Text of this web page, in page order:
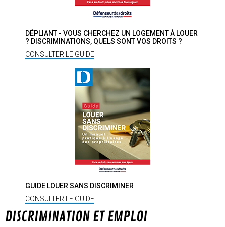
DÉPLIANT - VOUS CHERCHEZ UN LOGEMENT À LOUER
? DISCRIMINATIONS, QUELS SONT VOS DROITS ?
CONSULTER LE GUIDE
GUIDE LOUER SANS DISCRIMINER
CONSULTER LE GUIDE
DISCRIMINATION ET EMPLOI